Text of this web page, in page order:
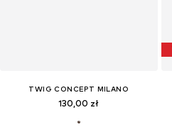
TWIG CONCEPT MILANO
130,00 zł